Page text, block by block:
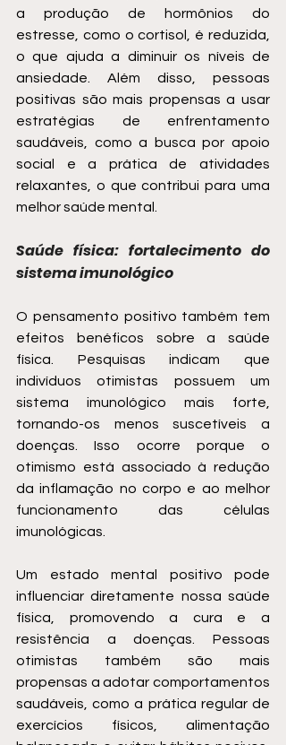
a produção de hormônios do
estresse, como o cortisol, é reduzida,
o que ajuda a diminuir os níveis de
ansiedade. Além disso, pessoas
positivas são mais propensas a usar
estratégias de enfrentamento
saudáveis, como a busca por apoio
social e a prática de atividades
relaxantes, o que contribui para uma
melhor saúde mental.
Saúde física: fortalecimento do
sistema imunológico
O pensamento positivo também tem
efeitos benéficos sobre a saúde
física. Pesquisas indicam que
indivíduos otimistas possuem um
sistema imunológico mais forte,
tornando-os menos suscetíveis a
doenças. Isso ocorre porque o
otimismo está associado à redução
da inflamação no corpo e ao melhor
funcionamento das células
imunológicas.
Um estado mental positivo pode
influenciar diretamente nossa saúde
física, promovendo a cura e a
resistência a doenças. Pessoas
otimistas também são mais
propensas a adotar comportamentos
saudáveis, como a prática regular de
exercícios físicos, alimentação